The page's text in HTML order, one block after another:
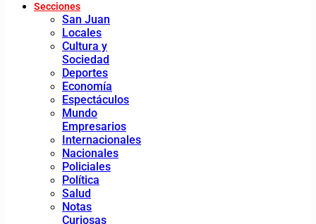
Secciones
San Juan
Locales
Cultura y
Sociedad
Deportes
Economía
Espectáculos
Mundo
Empresarios
Internacionales
Nacionales
Policiales
Política
Salud
Notas
Curiosas